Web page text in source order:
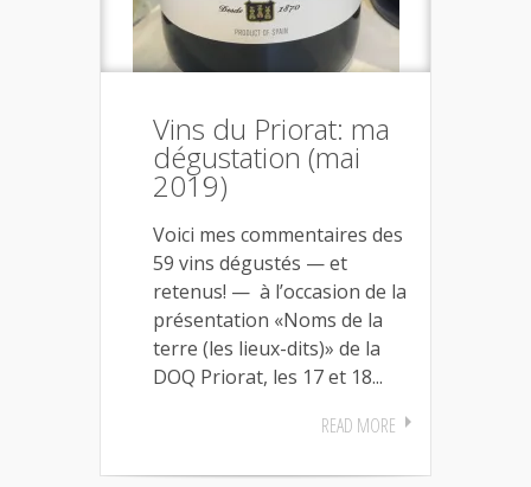
Vins du Priorat: ma
dégustation (mai
2019)
Voici mes commentaires des
59 vins dégustés — et
retenus! — à l’occasion de la
présentation «Noms de la
terre (les lieux-dits)» de la
DOQ Priorat, les 17 et 18...
READ MORE